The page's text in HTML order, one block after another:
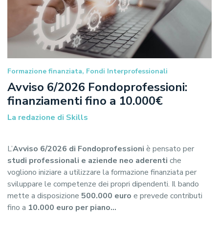
Formazione finanziata, Fondi Interprofessionali
Avviso 6/2026 Fondoprofessioni:
finanziamenti fino a 10.000€
La redazione di Skills
L’Avviso 6/2026 di Fondoprofessioni è pensato per
studi professionali e aziende neo aderenti che
vogliono iniziare a utilizzare la formazione finanziata per
sviluppare le competenze dei propri dipendenti. Il bando
mette a disposizione 500.000 euro e prevede contributi
fino a 10.000 euro per piano...